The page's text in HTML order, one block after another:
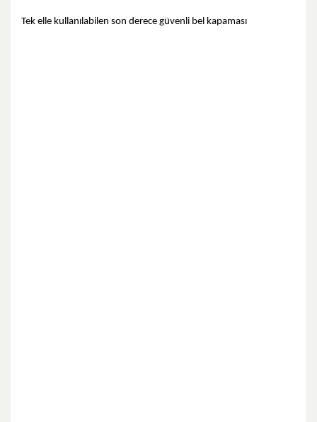
Tek elle kullanılabilen son derece güvenli bel kapaması